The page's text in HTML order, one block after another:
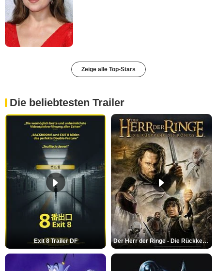
Zeige alle Top-Stars
Die beliebtesten Trailer
Exit 8 Trailer DF Der Herr der Ringe - Die Rückkehr des Königs Trailer OV